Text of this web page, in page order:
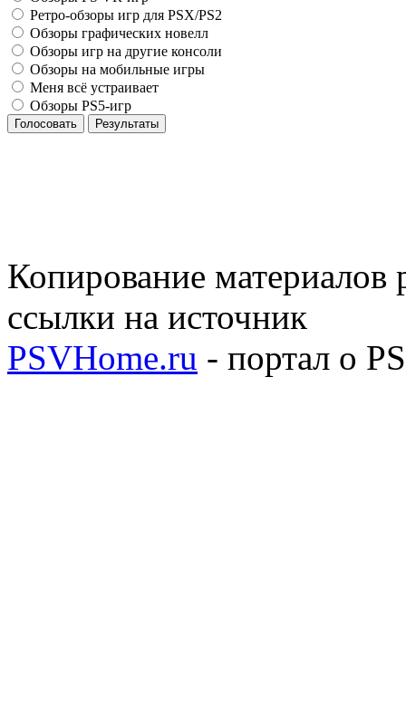
Ретро-обзоры игр для PSX/PS2
Обзоры графических новелл
Обзоры игр на другие консоли
Обзоры на мобильные игры
Меня всё устраивает
Обзоры PS5-игр
Голосовать Результаты
Копирование материалов
ссылки на источник
PSVHome.ru - портал о